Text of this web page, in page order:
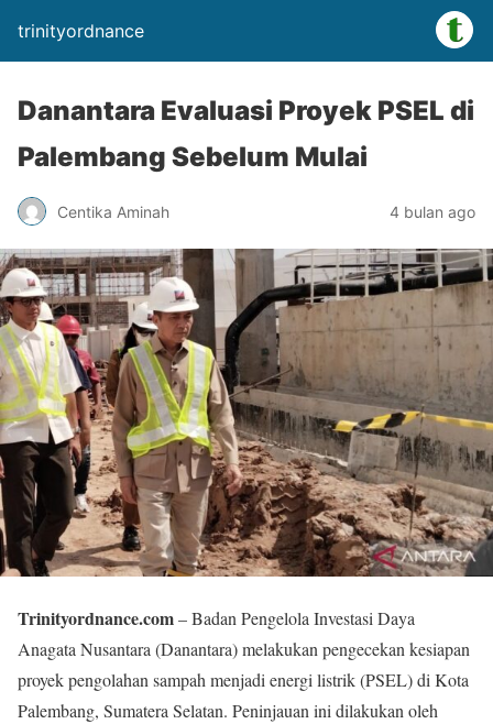
trinityordnance
Danantara Evaluasi Proyek PSEL di
Palembang Sebelum Mulai
Centika Aminah 4 bulan ago
Trinityordnance.com– Badan Pengelola Investasi Daya
Anagata Nusantara (Danantara) melakukan pengecekan kesiapan
proyek pengolahan sampah menjadi energi listrik (PSEL) di Kota
Palembang, Sumatera Selatan. Peninjauan ini dilakukan oleh